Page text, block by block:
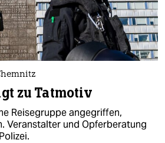
zu Tatmotiv
Reisegruppe angegriffen,
Veranstalter und Opferberatung